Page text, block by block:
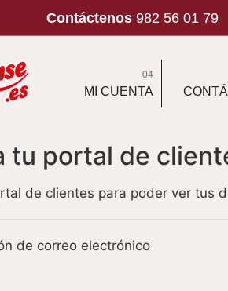
Contáctenos 982 56 01 79
04
MI CUENTA
tu portal de
de clientes para poder ver tus
de correo electrónico